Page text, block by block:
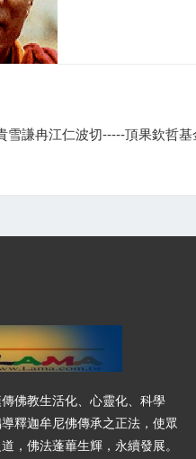
雪謙冉江仁波切-----頂果欽哲基
佛教生活化、心靈化、科學
釋迦牟尼佛傳承之正法，使眾
，佛法蓬蓽生輝，永續發展。